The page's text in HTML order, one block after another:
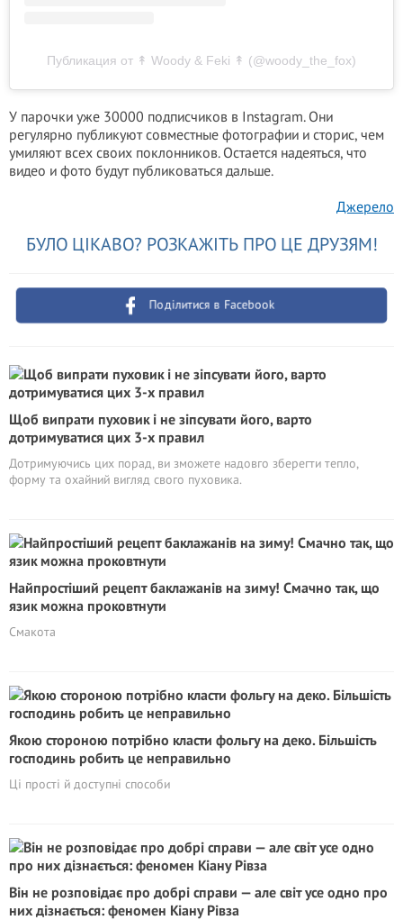
Публикация от ↟ Woody & Feki ↟ (@woody_the_fox)
У парочки уже 30000 подписчиков в Instagram. Они
регулярно публикуют совместные фотографии и сторис, чем
умиляют всех своих поклонников. Остается надеяться, что
видео и фото будут публиковаться дальше.
Джерело
БУЛО ЦІКАВО? РОЗКАЖІТЬ ПРО ЦЕ ДРУЗЯМ!
Поділитися в Facebook
Щоб випрати пуховик і не зіпсувати його, варто
дотримуватися цих 3-х правил
Дотримуючись цих порад, ви зможете надовго зберегти тепло,
форму та охайний вигляд свого пуховика.
Найпростіший рецепт баклажанів на зиму! Смачно так, що
язик можна проковтнути
Смакота
Якою стороною потрібно класти фольгу на деко. Більшість
господинь робить це неправильно
Ці прості й доступні способи
Він не розповідає про добрі справи — але світ усе одно про
них дізнається: феномен Кіану Рівза